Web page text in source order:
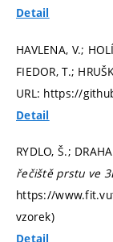
Detail
HAVLENA, V.;
FIEDOR, T.;
URL: https://
Detail
RYDLO, Š.;
řečiště prstu ve
https://
vzorek)
Detail